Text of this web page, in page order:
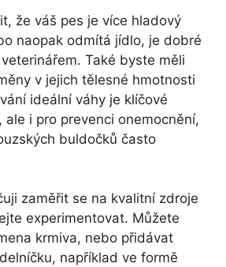
že váš pes je více hladový
naopak odmítá jídlo, je dobré
Také byste měli
v jejich tělesné hmotnosti
ideální váhy je klíčové
ale i pro prevenci onemocnění,
buldočků často
zaměřit se na kvalitní zdroje
experimentovat. Můžete
krmiva, nebo přidávat
například ve formě